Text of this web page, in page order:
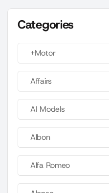
Categories
+Motor
Affairs
AI Models
Albon
Alfa Romeo